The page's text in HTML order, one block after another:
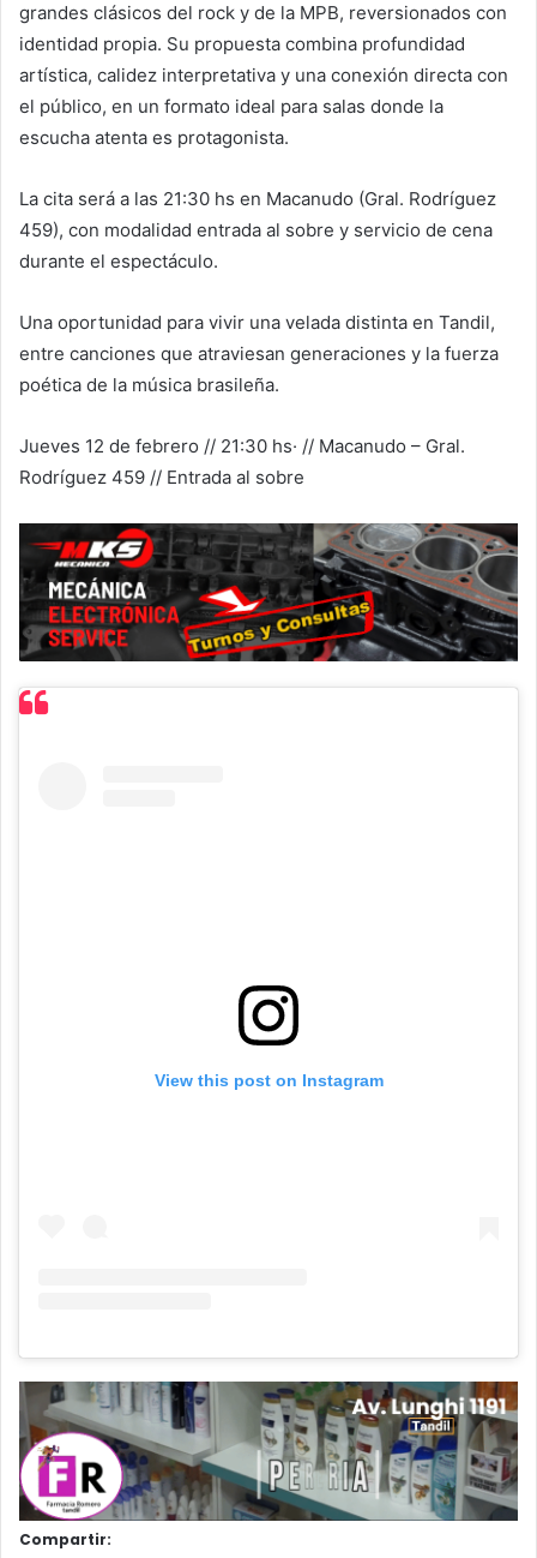
grandes clásicos del rock y de la MPB, reversionados con
identidad propia. Su propuesta combina profundidad
artística, calidez interpretativa y una conexión directa con
el público, en un formato ideal para salas donde la
escucha atenta es protagonista.
La cita será a las 21:30 hs en Macanudo (Gral. Rodríguez
459), con modalidad entrada al sobre y servicio de cena
durante el espectáculo.
Una oportunidad para vivir una velada distinta en Tandil,
entre canciones que atraviesan generaciones y la fuerza
poética de la música brasileña.
Jueves 12 de febrero // 21:30 hs· // Macanudo – Gral.
Rodríguez 459 // Entrada al sobre
View this post on Instagram
Compartir: